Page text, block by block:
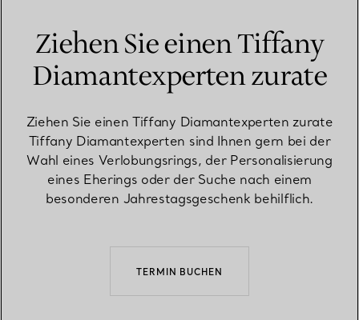
Ziehen Sie einen Tiffany
Diamantexperten zurate
Ziehen Sie einen Tiffany Diamantexperten zurate
Tiffany Diamantexperten sind Ihnen gern bei der
Wahl eines Verlobungsrings, der Personalisierung
eines Eherings oder der Suche nach einem
besonderen Jahrestagsgeschenk behilflich.
TERMIN BUCHEN